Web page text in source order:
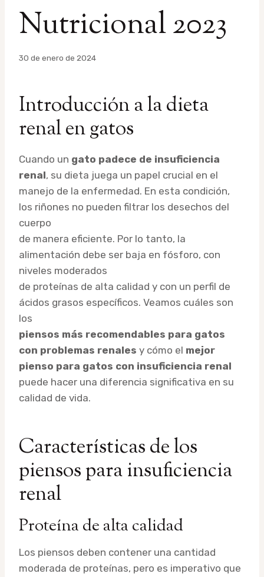
Nutricional 2023
Por
30 de enero de 2024
Introducción a la dieta
renal en gatos
Cuando un gato padece de insuficiencia
renal, su dieta juega un papel crucial en el
manejo de la enfermedad. En esta condición,
los riñones no pueden filtrar los desechos del
cuerpo
de manera eficiente. Por lo tanto, la
alimentación debe ser baja en fósforo, con
niveles moderados
de proteínas de alta calidad y con un perfil de
ácidos grasos específicos. Veamos cuáles son
los
piensos más recomendables para gatos
con problemas renales y cómo el mejor
pienso para gatos con insuficiencia renal
puede hacer una diferencia significativa en su
calidad de vida.
Características de los
piensos para insuficiencia
renal
Proteína de alta calidad
Los piensos deben contener una cantidad
moderada de proteínas, pero es imperativo que